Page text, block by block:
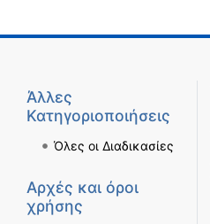
Άλλες
Κατηγοριοποιήσεις
Όλες οι Διαδικασίες
Αρχές και όροι
χρήσης